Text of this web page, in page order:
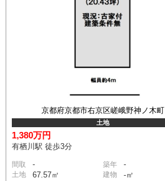
京都府京都市右京区嵯峨野神ノ木町
土地
1,380万円
有栖川駅 徒歩3分
間取 - 築年 -
土地 67.57㎡ 建物 -㎡